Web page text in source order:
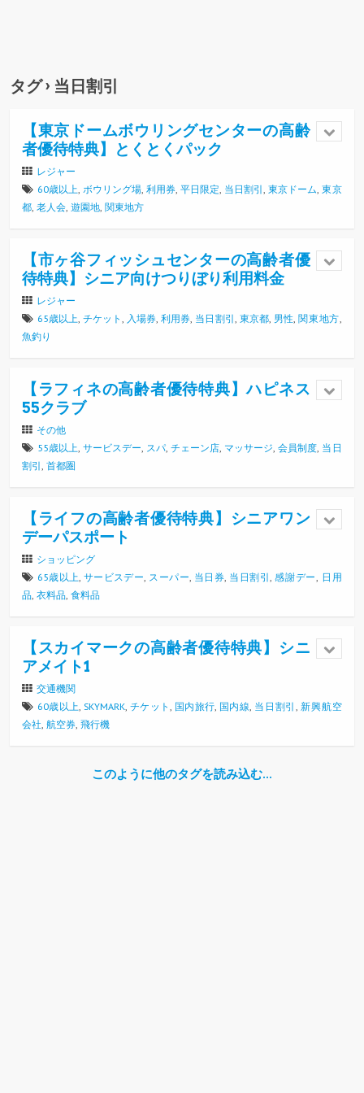
タグ › 当日割引
【東京ドームボウリングセンターの高齢
者優待特典】とくとくパック
レジャー
60歳以上, ボウリング場, 利用券, 平日限定, 当日割引, 東京ドーム, 東京
都, 老人会, 遊園地, 関東地方
【市ヶ谷フィッシュセンターの高齢者優
待特典】シニア向けつりぼり利用料金
レジャー
65歳以上, チケット , 入場券, 利用券, 当日割引, 東京都, 男性, 関東地方,
魚釣り
【ラフィネの高齢者優待特典】ハピネス
55クラブ
その他
55歳以上, サービスデー, スパ, チェーン店, マッサージ, 会員制度, 当日
割引, 首都圏
【ライフの高齢者優待特典】シニアワン
デーパスポート
ショッピング
65歳以上, サービスデー, スーパー, 当日券, 当日割引, 感謝デー, 日用
品, 衣料品, 食料品
【スカイマークの高齢者優待特典】シニ
アメイト1
交通機関
60歳以上, SKYMARK, チケット , 国内旅行, 国内線, 当日割引 , 新興航空
会社, 航空券, 飛行機
このように他のタグを読み込む…